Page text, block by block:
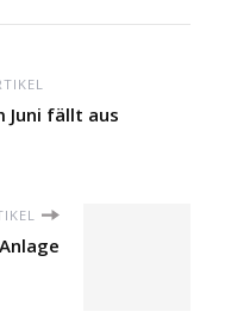
Juni fällt aus